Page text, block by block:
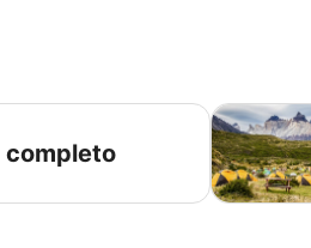
completo